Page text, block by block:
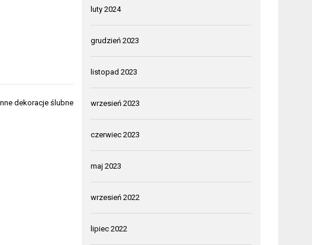
dekoracje ślubne
luty 2024
grudzień 2023
listopad 2023
wrzesień 2023
czerwiec 2023
maj 2023
wrzesień 2022
lipiec 2022